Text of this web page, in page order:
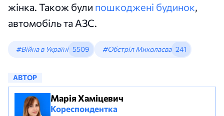
жінка. Також були пошкоджені будинок,
автомобіль та АЗС.
#Війна в Україні 5509 #Обстріл Миколаєва 241
АВТОР
Марія Хаміцевич
Кореспондентка